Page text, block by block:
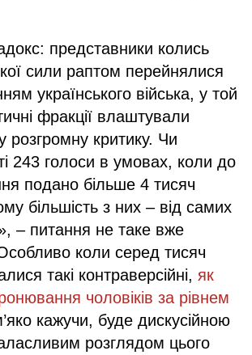
представники колись
сили раптом перейнялися
українського війська, у той
фракції влаштували
розгромну критику. Чи
243 голоси в умовах, коли до
подано більше 4 тисяч
більшість з них – від самих
– питання не таке вже
коли серед тисяч
такі контраверсійні, як
чоловіків за рівнем
кажучи, буде дискусійною
розглядом цього